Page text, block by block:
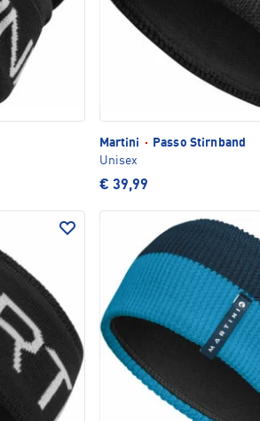
Martini ·
Passo Stirnband
Unisex
€ 39,99